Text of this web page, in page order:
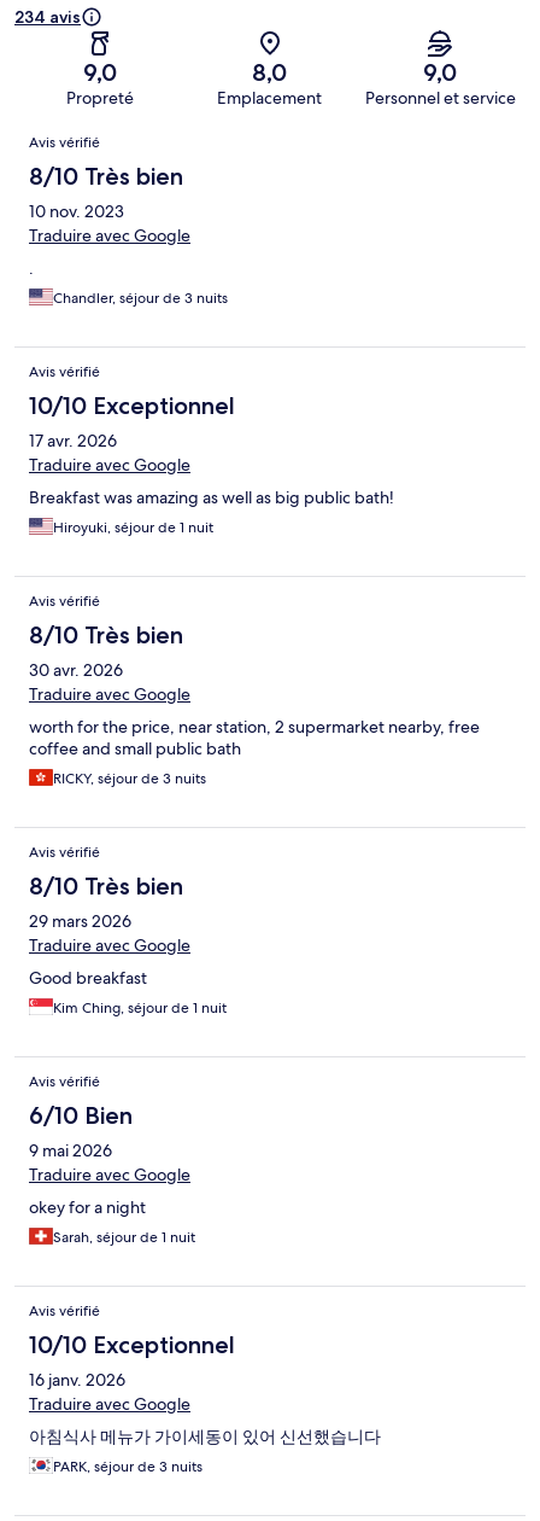
234 avis
9,0
Propreté
8,0
Emplacement
9,0
Personnel et service
Avis
Avis vérifié
8/10 Très bien
10 nov. 2023
Traduire avec Google
.
Chandler, séjour de 3 nuits
Avis vérifié
10/10 Exceptionnel
17 avr. 2026
Traduire avec Google
Breakfast was amazing as well as big public bath!
Hiroyuki, séjour de 1 nuit
Avis vérifié
8/10 Très bien
30 avr. 2026
Traduire avec Google
worth for the price, near station, 2 supermarket nearby, free
coffee and small public bath
RICKY, séjour de 3 nuits
Avis vérifié
8/10 Très bien
29 mars 2026
Traduire avec Google
Good breakfast
Kim Ching, séjour de 1 nuit
Avis vérifié
6/10 Bien
9 mai 2026
Traduire avec Google
okey for a night
Sarah, séjour de 1 nuit
Avis vérifié
10/10 Exceptionnel
16 janv. 2026
Traduire avec Google
아침식사 메뉴가 가이세동이 있어 신선했습니다
PARK, séjour de 3 nuits